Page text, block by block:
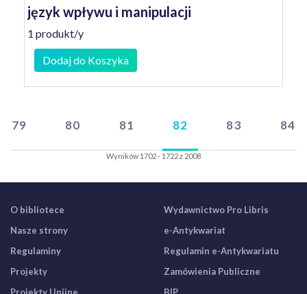
język wpływu i manipulacji
1 produkt/y
Dodaj do Koszyka
79 80 81 82 83 84
Wyników 1702 - 1722 z 2008
O bibliotece
Nasze strony
Regulaminy
Projekty
Wydawnictwo Pro Libris
e-Antykwariat
Regulamin e-Antykwariatu
Zamówienia Publiczne